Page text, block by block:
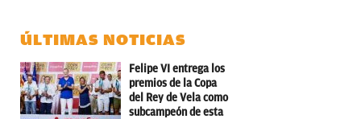
ÚLTIMAS NOTICIAS
Felipe VI entrega los
premios de la Copa
del Rey de Vela como
subcampeón de esta